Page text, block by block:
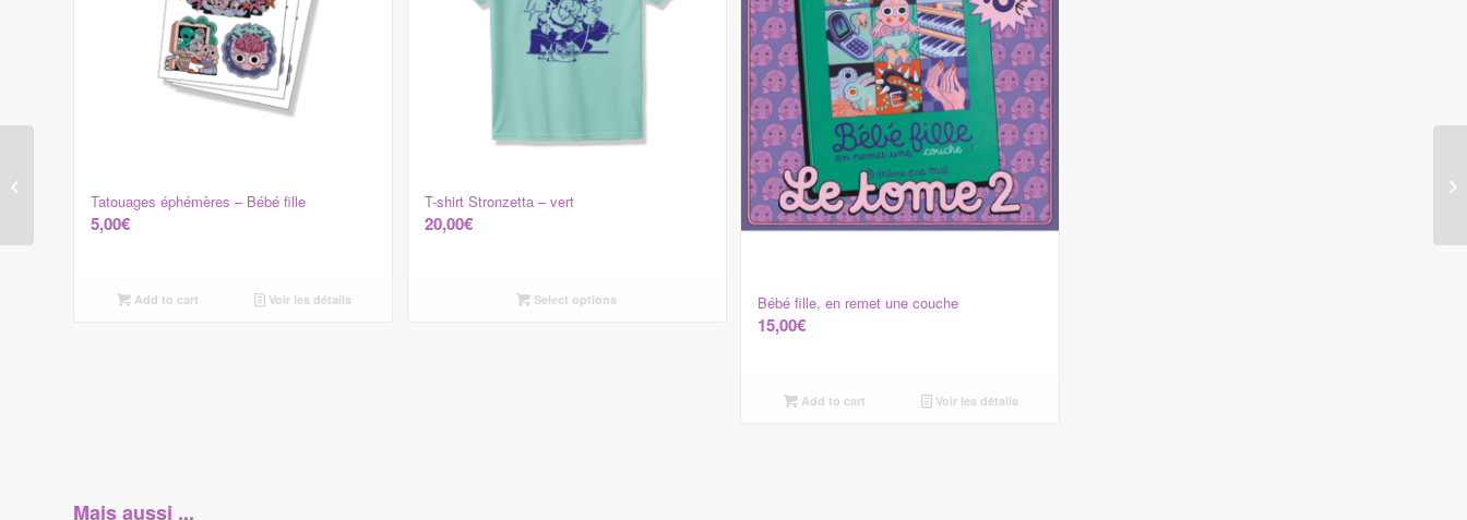
Tatouages éphémères – Bébé fille
5,00€
Add to cart Voir les détails
T-shirt Stronzetta – vert
20,00€
Select options Bébé fille, en remet une couche
15,00€
Add to cart Voir les détails
Mais aussi ...